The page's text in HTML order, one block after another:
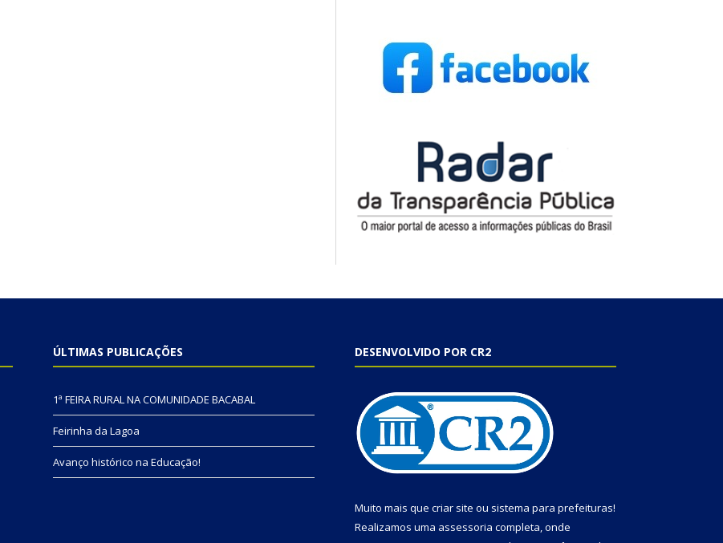
ÚLTIMAS PUBLICAÇÕES
1ª FEIRA RURAL NA COMUNIDADE BACABAL
Feirinha da Lagoa
Avanço histórico na Educação!
DESENVOLVIDO POR CR2
Muito mais que criar site ou sistema para prefeituras!
Realizamos uma assessoria completa, onde